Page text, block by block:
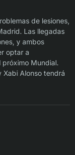
de lesiones,
Las llegadas
y ambos
optar a
Mundial.
Xabi Alonso tendrá